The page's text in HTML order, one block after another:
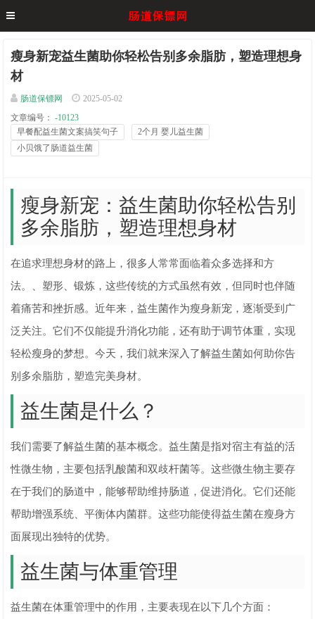
瘦身新宠益生菌助你轻松告别多余脂肪，塑造理想身
材
肠道保镖网
2025-05-02
文章编号：
-10123
早餐配益生菌文案搞笑句子
2个月 婴儿益生菌
小贝饿了肠道益生菌
瘦身新宠：益生菌助你轻松告别
多余脂肪，塑造理想身材
在追求理想身材的路上，很多人常常面临着众多选择和方
法。、塑形、锻炼，这些传统的方式虽然有效，但同时也伴随
着痛苦和挫折感。近年来，益生菌作为瘦身新宠，逐渐受到广
泛关注。它们不仅能提升消化功能，还有助于调节体重，实现
轻松瘦身的梦想。今天，我们就来深入了解益生菌如何助你告
别多余脂肪，塑造完美身材。
益生菌是什么？
我们需要了解益生菌的基本概念。益生菌是指对宿主有益的活
性微生物，主要包括乳酸菌和双歧杆菌等。这些微生物主要存
在于我们的肠道中，能够帮助维持肠道，促进消化。它们还能
帮助增强系统、平衡体内菌群。这些功能使得益生菌在瘦身方
面展现出独特的优势。
益生菌与体重管理
益生菌在体重管理中的作用，主要表现在以下几个方面：